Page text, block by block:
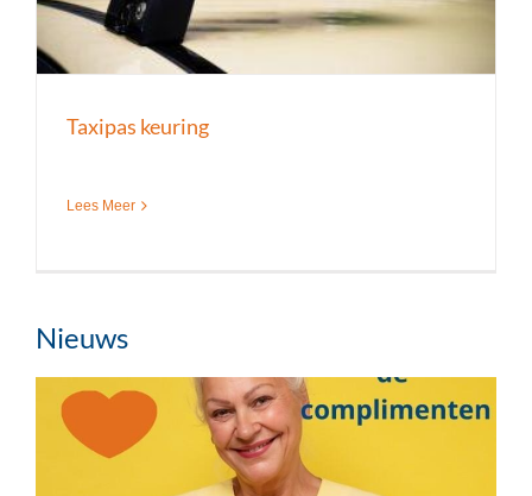
Taxipas keuring
Lees Meer
Nieuws